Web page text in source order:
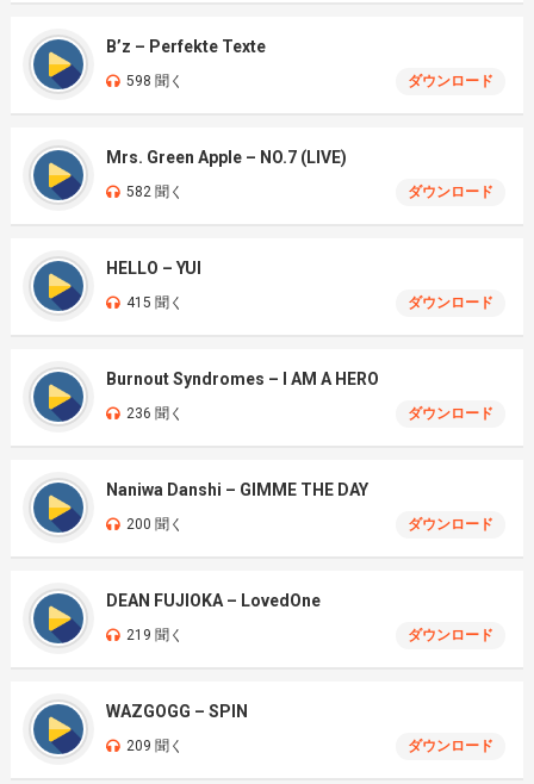
B’z – Perfekte Texte
598 聞く ダウンロード
Mrs. Green Apple – NO.7 (LIVE)
582 聞く ダウンロード
HELLO – YUI
415 聞く ダウンロード
Burnout Syndromes – I AM A HERO
236 聞く ダウンロード
Naniwa Danshi – GIMME THE DAY
200 聞く ダウンロード
DEAN FUJIOKA – LovedOne
219 聞く ダウンロード
WAZGOGG – SPIN
209 聞く ダウンロード